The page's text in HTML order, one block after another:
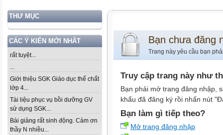
THƯ MỤC
CÁC Ý KIẾN MỚI NHẤT
rất tuyệt...
...
Giới thiệu SGK Giáo dục thể chất
lớp 4...
Tài liệu phục vụ bồi dưỡng GV
sử dụng SGK...
Bài giảng rất sinh động. Cảm ơn
thầy N nhiều...
Bạn chưa đăng
Trang này yêu cầu bạn
Truy cập trang này như
Bạn phải mở trang đăng nhập,
khẩu đã đăng ký rồi nhấn nút
Bạn làm gì tiếp theo?
Mở trang đăng nhập